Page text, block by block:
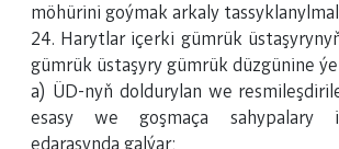
möhürini goýmak arkaly
24. Harytlar içerki gümrük
gümrük üstaşyry gümrük düzgünine
a) ÜD-nyň doldurylan we
esasy we goşmaça sahypalary
edarasynda galýar;